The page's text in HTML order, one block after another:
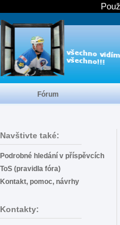
Navštivte také:
Podrobné hledání v příspěvcích
ToS (pravidla fóra)
Kontakt, pomoc, návrhy
Kontakty:
Fórum